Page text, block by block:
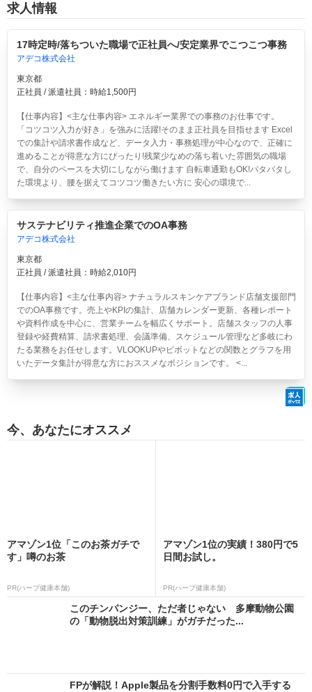
求人情報
17時定時/落ちついた職場で正社員へ/安定業界でこつこつ事務
アデコ株式会社
東京都
正社員 / 派遣社員：時給1,500円
【仕事内容】<主な仕事内容> エネルギー業界での事務のお仕事です。
「コツコツ入力が好き」を強みに活躍!そのまま正社員を目指せます Excel
での集計や請求書作成など、データ入力・事務処理が中心なので、正確に
進めることが得意な方にぴったり!残業少なめの落ち着いた雰囲気の職場
で、自分のペースを大切にしながら働けます 自転車通勤もOK!バタバタし
た環境より、腰を据えてコツコツ働きたい方に 安心の環境で...
サステナビリティ推進企業でのOA事務
アデコ株式会社
東京都
正社員 / 派遣社員：時給2,010円
【仕事内容】<主な仕事内容> ナチュラルスキンケアブランド店舗支援部門
でのOA事務です。売上やKPIの集計、店舗カレンダー更新、各種レポート
や資料作成を中心に、営業チームを幅広くサポート。店舗スタッフの人事
登録や経費精算、請求書処理、会議準備、スケジュール管理など多岐にわ
たる業務をお任せします。VLOOKUPやピボットなどの関数とグラフを用
いたデータ集計が得意な方におススメなポジションです。 <...
今、あなたにオススメ
アマゾン1位「このお茶ガチで
す」噂のお茶
PR(ハーブ健康本舗)
アマゾン1位の実績！380円で5
日間お試し。
PR(ハーブ健康本舗)
このチンパンジー、ただ者じゃない 多摩動物公園
の「動物脱出対策訓練」がガチだった...
FPが解説！Apple製品を分割手数料0円で入手する